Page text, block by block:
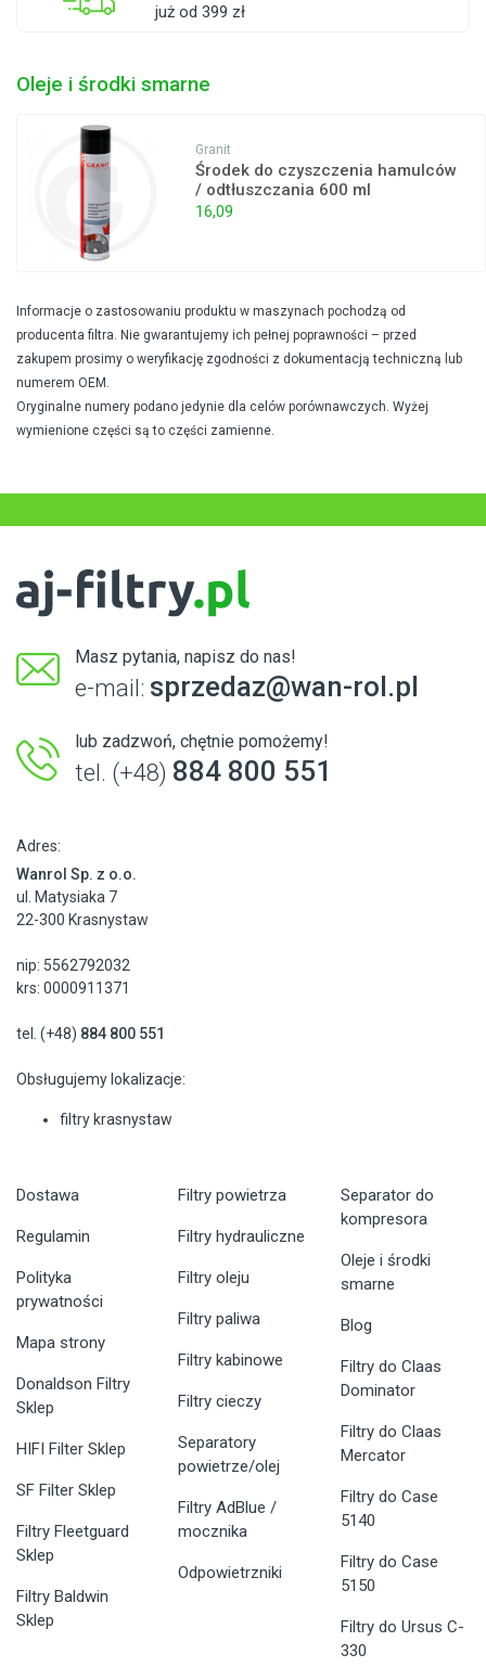
już od 399 zł
Oleje i środki smarne
Granit
Środek do czyszczenia hamulców
/ odtłuszczania 600 ml
16,09
Informacje o zastosowaniu produktu w maszynach pochodzą od
producenta filtra. Nie gwarantujemy ich pełnej poprawności – przed
zakupem prosimy o weryfikację zgodności z dokumentacją techniczną lub
numerem OEM.
Oryginalne numery podano jedynie dla celów porównawczych. Wyżej
wymienione części są to części zamienne.
Masz pytania, napisz do nas!
e-mail: sprzedaz@wan-rol.pl
lub zadzwoń, chętnie pomożemy!
tel. (+48) 884 800 551
Adres:
Wanrol Sp. z o.o.
ul. Matysiaka 7
22-300 Krasnystaw
nip: 5562792032
krs: 0000911371
tel. (+48) 884 800 551
Obsługujemy lokalizacje:
filtry krasnystaw
Dostawa
Regulamin
Polityka
prywatności
Mapa strony
Donaldson Filtry
Sklep
HIFI Filter Sklep
SF Filter Sklep
Filtry Fleetguard
Sklep
Filtry Baldwin
Sklep
Filtry powietrza
Filtry hydrauliczne
Filtry oleju
Filtry paliwa
Filtry kabinowe
Filtry cieczy
Separatory
powietrze/olej
Filtry AdBlue /
mocznika
Odpowietrzniki
Separator do
kompresora
Oleje i środki
smarne
Blog
Filtry do Claas
Dominator
Filtry do Claas
Mercator
Filtry do Case
5140
Filtry do Case
5150
Filtry do Ursus C-
330